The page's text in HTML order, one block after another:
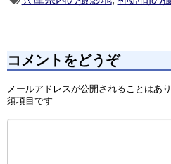
コメントをどうぞ
メールアドレスが公開されることはあり
須項目です